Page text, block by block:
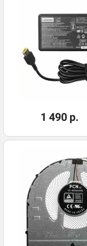
1 490 р.